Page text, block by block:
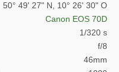
50° 49' 27" N, 10° 26' 30" O
Canon EOS 70D
1/320 s
f/8
46mm